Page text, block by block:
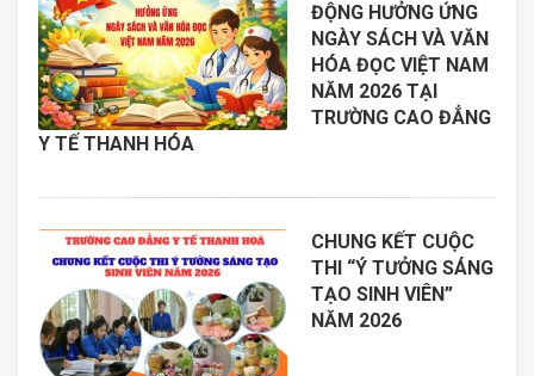
ĐỘNG HƯỞNG ỨNG
NGÀY SÁCH VÀ VĂN
HÓA ĐỌC VIỆT NAM
NĂM 2026 TẠI
TRƯỜNG CAO ĐẲNG
Y TẾ THANH HÓA
CHUNG KẾT CUỘC
THI “Ý TƯỞNG SÁNG
TẠO SINH VIÊN”
NĂM 2026